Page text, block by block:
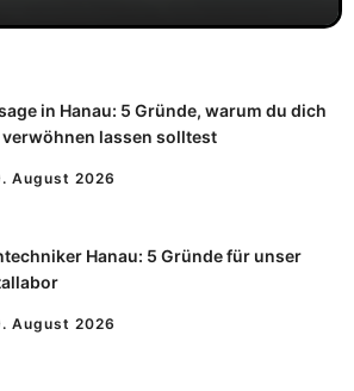
in Hanau: 5 Gründe, warum du dich
lassen solltest
August 2026
Hanau: 5 Gründe für unser
August 2026